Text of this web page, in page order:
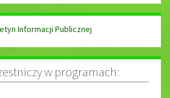
w programach: